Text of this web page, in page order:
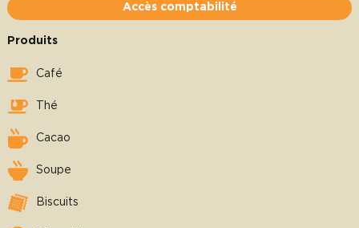
Accès comptabilité
Produits
Café
Thé
Cacao
Soupe
Biscuits